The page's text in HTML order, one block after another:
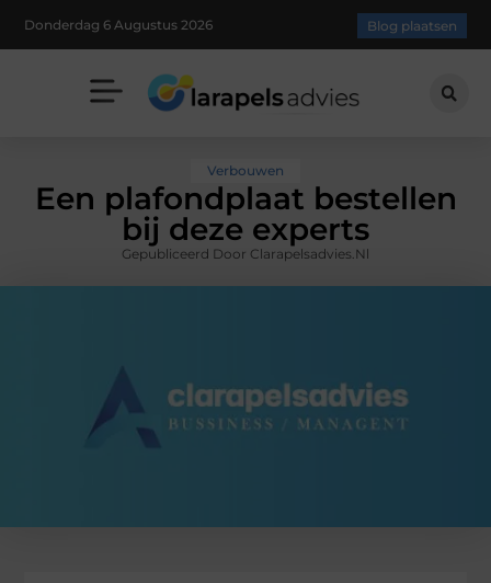
Donderdag 6 Augustus 2026 Blog plaatsen
Verbouwen
Een plafondplaat bestellen
bij deze experts
Gepubliceerd Door Clarapelsadvies.nl